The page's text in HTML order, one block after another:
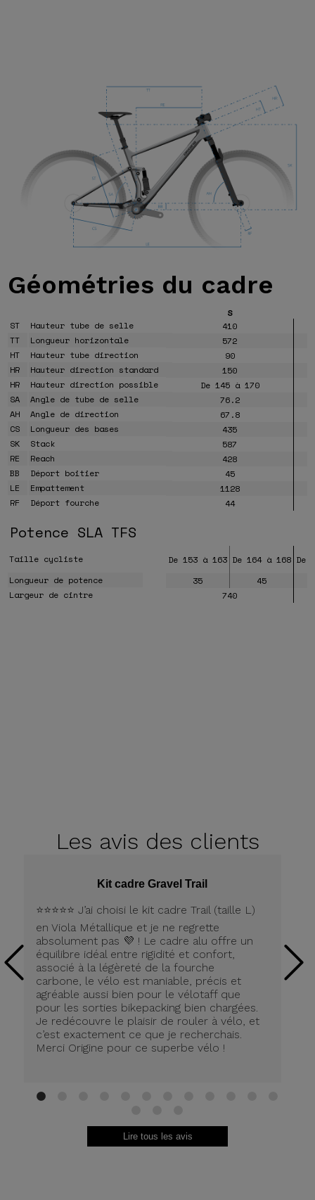
Géométries du cadre
S
ST
Hauteur tube de selle
410
TT
Longueur horizontale
572
HT
Hauteur tube direction
90
HR
Hauteur direction standard
150
HR
Hauteur direction possible
De 145 à 170
SA
Angle de tube de selle
76.2
AH
Angle de direction
67.8
CS
Longueur des bases
435
SK
Stack
587
RE
Reach
428
BB
Déport boitier
45
LE
Empattement
1128
RF
Déport fourche 44
Potence SLA TFS
Taille cycliste De 153 à 163 De 164 à 168 De
Longueur de potence
35
45
Largeur de cintre
740
Les avis des clients
Kit cadre Gravel Trail
⭐️⭐️⭐️⭐️⭐️ J’ai choisi le kit cadre Trail (taille L)
en Viola Métallique et je ne regrette
absolument pas 💜 ! Le cadre alu offre un
équilibre idéal entre rigidité et confort,
associé à la légèreté de la fourche
carbone, le vélo est maniable, précis et
agréable aussi bien pour le vélotaff que
pour les sorties bikepacking bien chargées.
Je redécouvre le plaisir de rouler à vélo, et
c’est exactement ce que je recherchais.
Merci Origine pour ce superbe vélo !
1
Lire tous les avis